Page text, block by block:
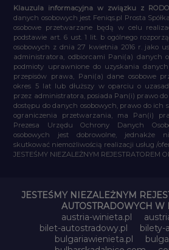
Klauzula informacyjna w związku z RODO
danych osobowych jest Feniqs.pl Prosta
osobowe przetwarzane będą w celu
podstawie art. 6 ust. 1 lit. b ogólnego
osobowych z dnia 27 kwietnia 2016 r. jako
administratora, odbiorcami Pani(a) danych
podmioty uprawnione do uzyskania
przepisów prawa, Pani(a) dane osobowe
okres 5 lat lub dłuższy w oparciu o
przez administratora, posiada Pan(i) prawo
dostępu do danych osobowych, prawo do ich
ograniczenia przetwarzania, ma Pan(i)
Prezesa Urzędu Ochrony Danych
osobowych jest dobrowolne, jednakże
skutkować niemożliwością realizacji usług /
JESTEŚMY NIEZALEŻNYM REJESTRATOREM
JESTEŚMY NIEZALEŻNYM
AUTOSTRADOWYCH W
austria-winieta.pl
bilet-autostradowy.pl
bilety-
bulgariawienieta.pl